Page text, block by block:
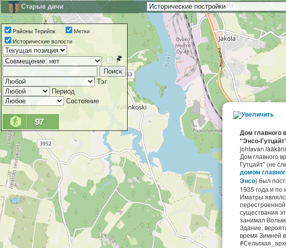
Дом главного
"Энсо-
johtavan
Дом главного
Гутцайт" (не
домом
Энсо) был
1935 года и
Иматры
существания
занимал
Здание,
время Зимней
Старые дачи
Районы Терийок
Метки
Исторические волости
Тэг
Период
Состояние
97